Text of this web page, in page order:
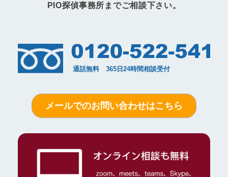
PIO探偵事務所までご相談下さい。
メールでのお問い合わせはこちら